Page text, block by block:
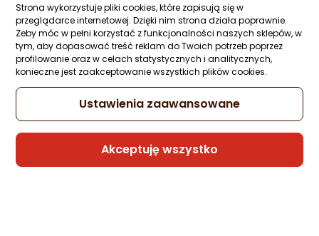
Strona wykorzystuje pliki cookies, które zapisują się w
przeglądarce internetowej. Dzięki nim strona działa poprawnie.
Żeby móc w pełni korzystać z funkcjonalności naszych sklepów, w
tym, aby dopasować treść reklam do Twoich potrzeb poprzez
profilowanie oraz w celach statystycznych i analitycznych,
konieczne jest zaakceptowanie wszystkich plików cookies.
Ustawienia zaawansowane
Akceptuję wszystko